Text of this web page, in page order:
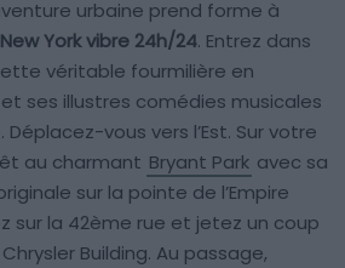
urbaine prend forme à
York vibre 24h/24. Entrez dans
véritable fourmilière en
et ses illustres comédies musicales
Déplacez-vous vers l’Est. Sur votre
au charmant Bryant Park avec sa
sur la pointe de l’Empire
sur la 42ème rue et jetez un coup
Building. Au passage,